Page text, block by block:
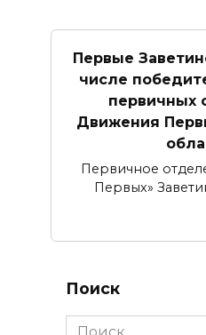
Первые
числе
первичных
Движения
Первичное
Первых»
Поиск
Search